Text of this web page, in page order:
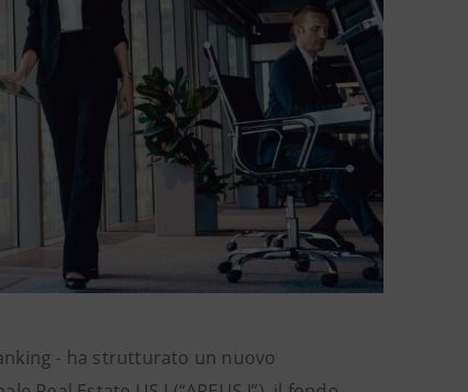
- ha strutturato un nuovo